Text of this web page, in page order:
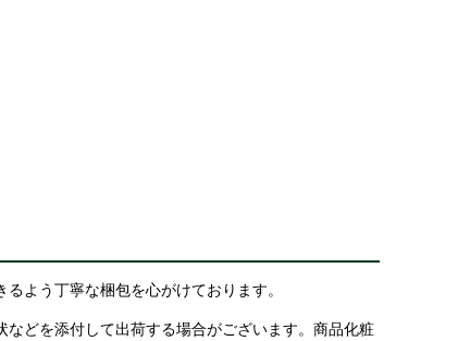
よう丁寧な梱包を心がけております。
どを添付して出荷する場合がございます。商品化粧